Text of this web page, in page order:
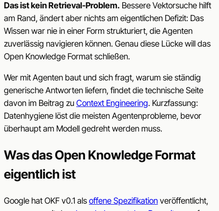
Das ist kein Retrieval-Problem. Bessere Vektorsuche hilft
am Rand, ändert aber nichts am eigentlichen Defizit: Das
Wissen war nie in einer Form strukturiert, die Agenten
zuverlässig navigieren können. Genau diese Lücke will das
Open Knowledge Format schließen.
Wer mit Agenten baut und sich fragt, warum sie ständig
generische Antworten liefern, findet die technische Seite
davon im Beitrag zu Context Engineering. Kurzfassung:
Datenhygiene löst die meisten Agentenprobleme, bevor
überhaupt am Modell gedreht werden muss.
Was das Open Knowledge Format
eigentlich ist
Google hat OKF v0.1 als offene Spezifikation veröffentlicht,